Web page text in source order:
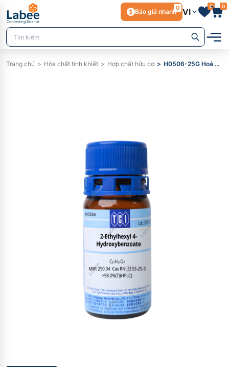
Báo giá nhanh
0 VI
0 0
Trang chủ Hóa chất tinh khiết Hợp chất hữu cơ H0506-25G Hoá chất 2-Ethylhexyl 4-Hydroxybenzoate, Purity > 98.0% (HPLC)(T), 25 g - TCI